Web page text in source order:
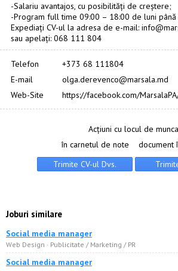
-Salariu avantajos, cu posibilități de creștere;
-Program full time 09:00 – 18:00 de luni până
Expediați CV-ul la adresa de e-mail:
sau apelați: 068 111 804
Telefon
+373 68 111804
E-mail
olga.derevenco@marsala.md
Web-Site
https://facebook.com/
Acțiuni cu locul de
în carnetul de note
document
Joburi similare
Social media manager
Web Design · Publicitate / Marketing / PR
Social media manager